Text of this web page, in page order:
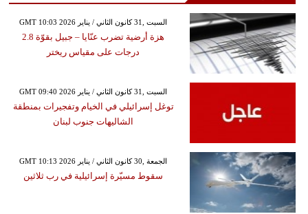
GMT 10:03 2026 السبت ,31 كانون الثاني / يناير
هزة أرضية تضرب عنّايا – جبيل بقوّة 2.8
درجات على مقياس ريختر
GMT 09:40 2026 السبت ,31 كانون الثاني / يناير
توغل إسرائيلي في الخيام وتفجيرات بمنطقة
الشاليهات جنوب لبنان
GMT 10:13 2026 الجمعة ,30 كانون الثاني / يناير
سقوط مسيّرة إسرائيلية في رب ثلاثين